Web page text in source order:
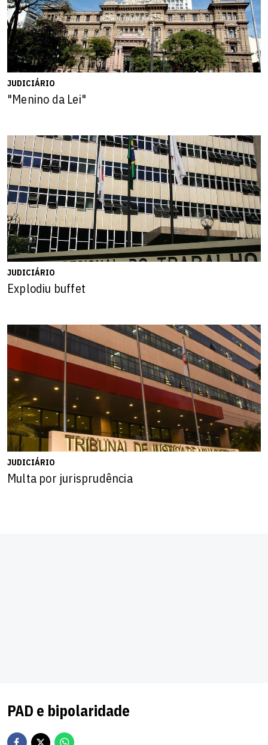
JUDICIÁRIO
"Menino da Lei"
JUDICIÁRIO
Explodiu buffet
JUDICIÁRIO
Multa por jurisprudência
PAD e bipolaridade